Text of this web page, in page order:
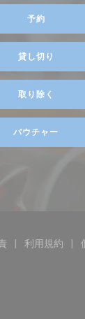
ます))
予約
貸し切り
取り除く
バウチャー
きます))
((新しいウィンド
利用規約
((新し